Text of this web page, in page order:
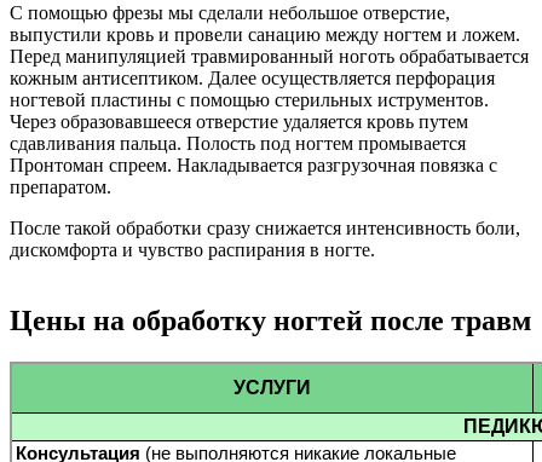
С помощью фрезы мы сделали небольшое отверстие,
выпустили кровь и провели санацию между ногтем и ложем.
Перед манипуляцией травмированный ноготь обрабатывается
кожным антисептиком. Далее осуществляется перфорация
ногтевой пластины с помощью стерильных иструментов.
Через образовавшееся отверстие удаляется кровь путем
сдавливания пальца. Полость под ногтем промывается
Пронтоман спреем. Накладывается разгрузочная повязка с
препаратом.
После такой обработки сразу снижается интенсивность боли,
дискомфорта и чувство распирания в ногте.
Цены на обработку ногтей после травм